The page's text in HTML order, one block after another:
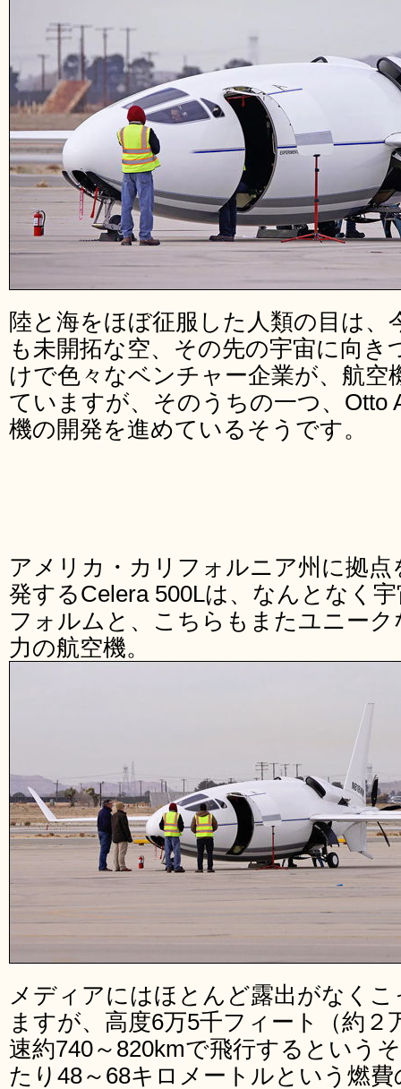
陸と海をほぼ征服した人類の目は、
も未開拓な空、その先の宇宙に向
けで色々なベンチャー企業が、航空
ていますが、そのうちの一つ、Otto
機の開発を進めているそうです。
アメリカ・カリフォルニア州に拠点
発するCelera 500Lは、なんとなく
フォルムと、こちらもまたユニー
力の航空機。
メディアにはほとんど露出がなく
ますが、高度6万5千フィート（約
速約740～820kmで飛行するという
たり48～68キロメートルという燃